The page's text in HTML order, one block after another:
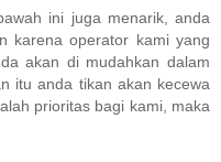
ini juga menarik, anda
karena operator kami yang
akan di mudahkan dalam
itu anda tikan akan kecewa
prioritas bagi kami, maka